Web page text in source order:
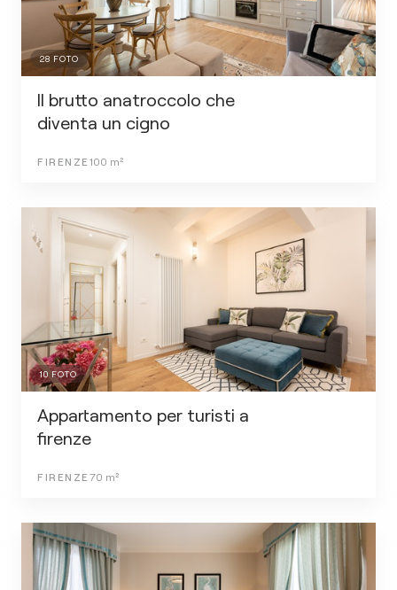
28 FOTO
Il brutto anatroccolo che
diventa un cigno
FIRENZE 100 m²
10 FOTO
Appartamento per turisti a
firenze
FIRENZE 70 m²